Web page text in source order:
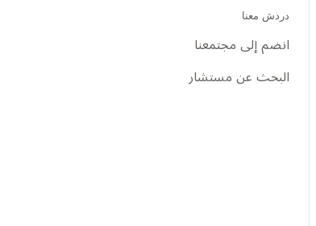
دردش معنا
انضم إلى مجتمعنا
البحث عن مستشار